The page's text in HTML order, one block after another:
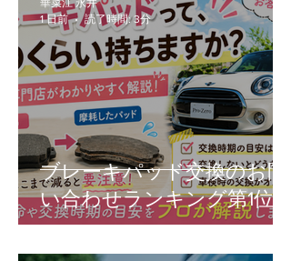
ブレーキパッド交換のお問
い合わせランキング第1位！
華菜江 永井
1 日前
読了時間: 3分